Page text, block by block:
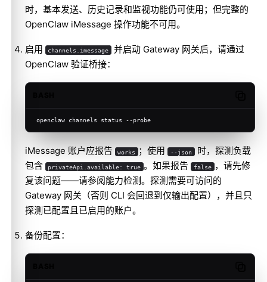
时，基本发送、历史记录和监视功能仍可使用；但完整的
OpenClaw iMessage 操作功能不可用。
启用 channels.imessage
并启动 Gateway 网关后，请通过
OpenClaw 验证桥接：
openclaw channels status --probe
iMessage 账户应报告 works ；使用 --json 时，探测负载
包含
privateApi.available: true 。如果报告 false ，请先修
复该问题——请参阅能力检测。探测需要可访问的
Gateway 网关（否则 CLI 会回退到仅输出配置），并且只
探测已配置且已启用的账户。
备份配置：